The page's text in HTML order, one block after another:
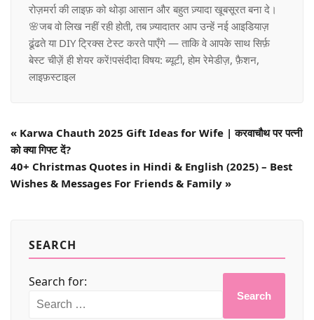
रोज़मर्रा की लाइफ़ को थोड़ा आसान और बहुत ज़्यादा खूबसूरत बना दे।
🌸जब वो लिख नहीं रही होती, तब ज़्यादातर आप उन्हें नई आइडियाज़
ढूंढते या DIY ट्रिक्स टेस्ट करते पाएँगे — ताकि वे आपके साथ सिर्फ़
बेस्ट चीज़ें ही शेयर करें!पसंदीदा विषय: ब्यूटी, होम रेमेडीज़, फ़ैशन,
लाइफ़स्टाइल
« Karwa Chauth 2025 Gift Ideas for Wife | करवाचौथ पर पत्नी
को क्या गिफ्ट दें?
40+ Christmas Quotes in Hindi & English (2025) – Best
Wishes & Messages For Friends & Family »
SEARCH
Search for:
Search